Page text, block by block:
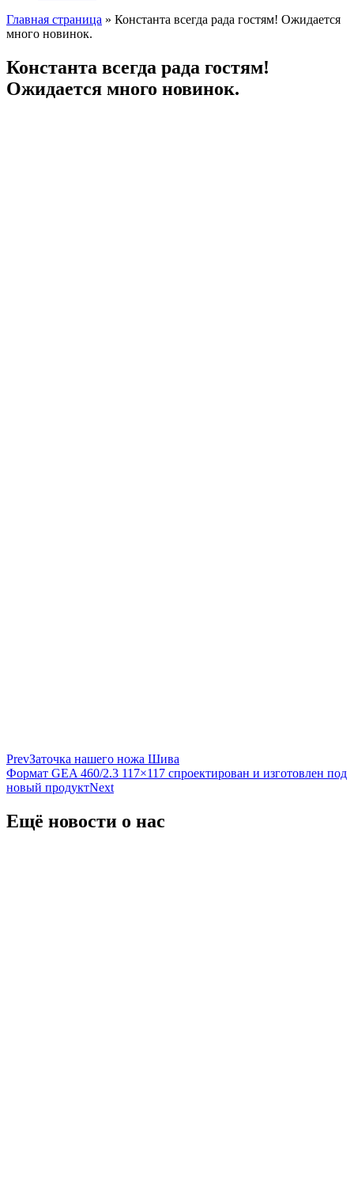
Главная страница » Константа всегда рада гостям! Ожидается
много новинок.
Константа всегда рада гостям!
Ожидается много новинок.
PrevЗаточка нашего ножа Шива
Формат GEA 460/2.3 117×117 спроектирован и изготовлен под
новый продуктNext
Ещё новости о нас